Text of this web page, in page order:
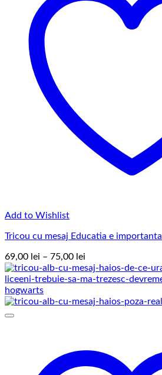
Add to Wishlist
Tricou cu mesaj Educatia e importanta
69,00 lei – 75,00 lei
de
prețuri:
până